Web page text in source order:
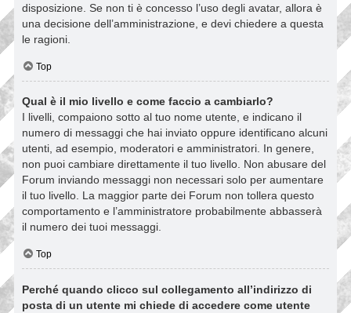
disposizione. Se non ti è concesso l’uso degli avatar, allora è
una decisione dell’amministrazione, e devi chiedere a questa
le ragioni.
Top
Qual è il mio livello e come faccio a cambiarlo?
I livelli, compaiono sotto al tuo nome utente, e indicano il
numero di messaggi che hai inviato oppure identificano alcuni
utenti, ad esempio, moderatori e amministratori. In genere,
non puoi cambiare direttamente il tuo livello. Non abusare del
Forum inviando messaggi non necessari solo per aumentare
il tuo livello. La maggior parte dei Forum non tollera questo
comportamento e l’amministratore probabilmente abbasserà
il numero dei tuoi messaggi.
Top
Perché quando clicco sul collegamento all’indirizzo di
posta di un utente mi chiede di accedere come utente